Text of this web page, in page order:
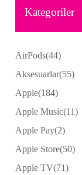
Kategoriler
AirPods(44)
Aksesuarlar(55)
Apple(184)
Apple Music(11)
Apple Pay(2)
Apple Store(50)
Apple TV(71)